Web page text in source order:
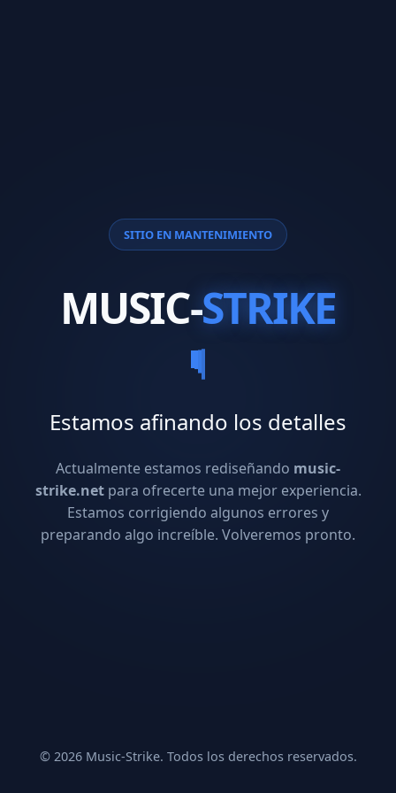
SITIO EN MANTENIMIENTO
MUSIC-STRIKE
Estamos afinando los detalles
Actualmente estamos rediseñando music-
strike.netpara ofrecerte una mejor experiencia.
Estamos corrigiendo algunos errores y
preparando algo increíble. Volveremos pronto.
© 2026 Music-Strike. Todos los derechos reservados.